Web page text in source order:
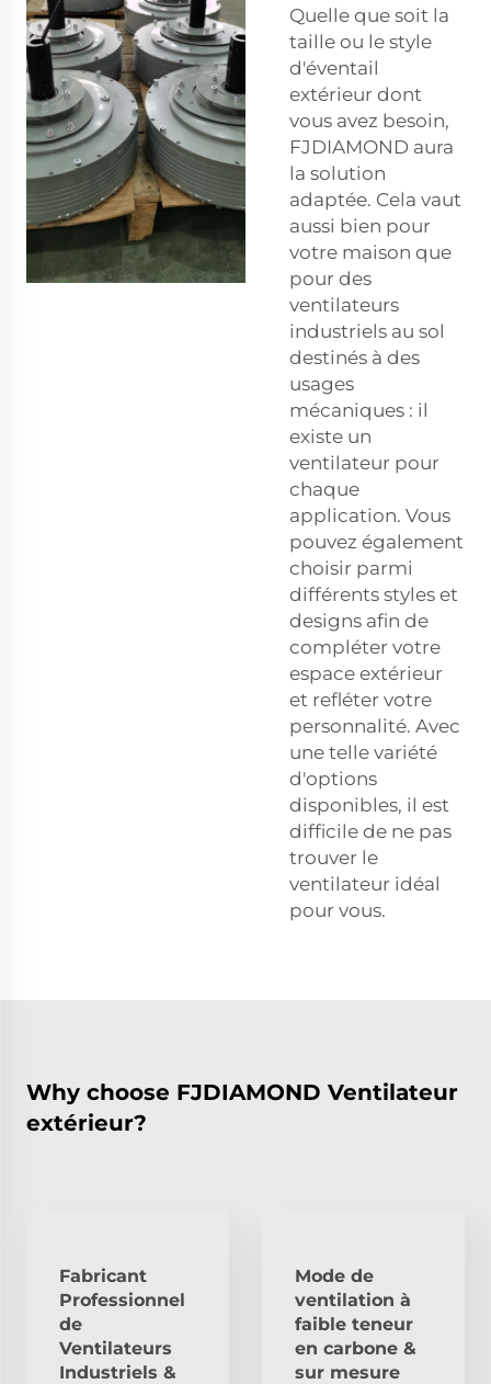
Quelle que soit la
taille ou le style
d'éventail
extérieur dont
vous avez besoin,
FJDIAMOND aura
la solution
adaptée. Cela vaut
aussi bien pour
votre maison que
pour des
ventilateurs
industriels au sol
destinés à des
usages
mécaniques : il
existe un
ventilateur pour
chaque
application. Vous
pouvez également
choisir parmi
différents styles et
designs afin de
compléter votre
espace extérieur
et refléter votre
personnalité. Avec
une telle variété
d'options
disponibles, il est
difficile de ne pas
trouver le
ventilateur idéal
pour vous.
Why choose FJDIAMOND Ventilateur
extérieur?
Fabricant
Professionnel
de
Ventilateurs
Industriels &
Mode de
ventilation à
faible teneur
en carbone &
sur mesure